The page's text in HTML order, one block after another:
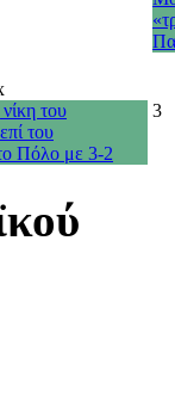
του
του
Πόλο με 3-2
3